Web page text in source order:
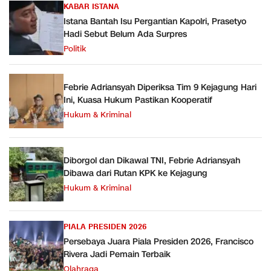
KABAR ISTANA
Istana Bantah Isu Pergantian Kapolri, Prasetyo
Hadi Sebut Belum Ada Surpres
Politik
Febrie Adriansyah Diperiksa Tim 9 Kejagung Hari
Ini, Kuasa Hukum Pastikan Kooperatif
Hukum & Kriminal
Diborgol dan Dikawal TNI, Febrie Adriansyah
Dibawa dari Rutan KPK ke Kejagung
Hukum & Kriminal
PIALA PRESIDEN 2026
Persebaya Juara Piala Presiden 2026, Francisco
Rivera Jadi Pemain Terbaik